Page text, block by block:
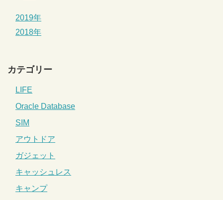
2019年
2018年
カテゴリー
LIFE
Oracle Database
SIM
アウトドア
ガジェット
キャッシュレス
キャンプ